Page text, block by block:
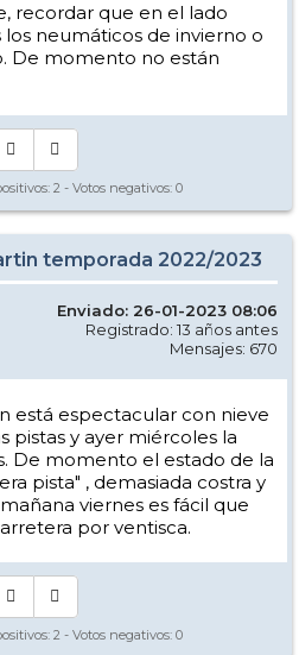
recordar que en el lado
neumáticos de invierno o
De momento no están
2 - Votos negativos: 0
temporada 2022/2023
Enviado: 26-01-2023 08:06
Registrado: 13 años antes
Mensajes: 670
está espectacular con nieve
pistas y ayer miércoles la
De momento el estado de la
pista" , demasiada costra y
viernes es fácil que
por ventisca.
2 - Votos negativos: 0